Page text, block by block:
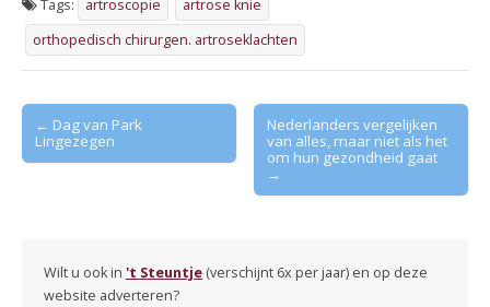
Tags: artroscopie
artrose knie
orthopedisch chirurgen. artroseklachten
Post
navigation
← Dag van Park
Lingezegen
Nederlanders vergelijken
van alles, maar niet als het
om hun gezondheid gaat
→
Wilt u ook in 't Steuntje (verschijnt 6x per jaar) en op deze
website adverteren?